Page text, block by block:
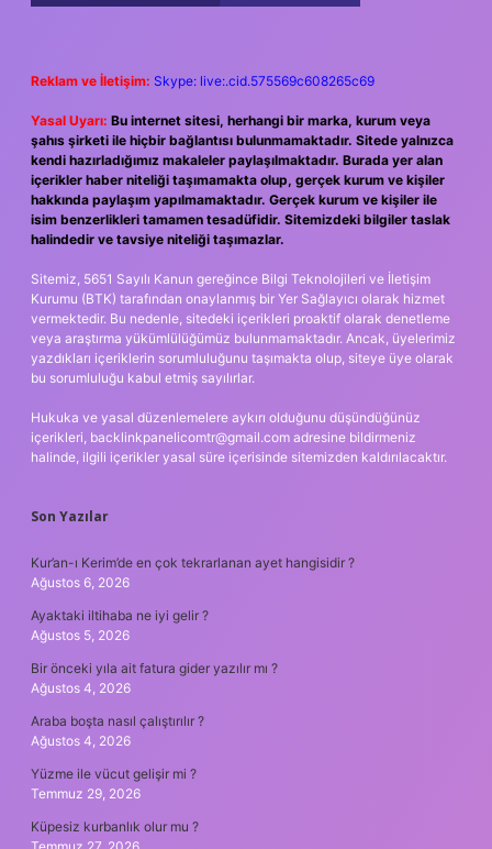
Reklam ve İletişim: Skype: live:.cid.575569c608265c69
Yasal Uyarı: Bu internet sitesi, herhangi bir marka, kurum veya
şahıs şirketi ile hiçbir bağlantısı bulunmamaktadır. Sitede yalnızca
kendi hazırladığımız makaleler paylaşılmaktadır. Burada yer alan
içerikler haber niteliği taşımamakta olup, gerçek kurum ve kişiler
hakkında paylaşım yapılmamaktadır. Gerçek kurum ve kişiler ile
isim benzerlikleri tamamen tesadüfidir. Sitemizdeki bilgiler taslak
halindedir ve tavsiye niteliği taşımazlar.
Sitemiz, 5651 Sayılı Kanun gereğince Bilgi Teknolojileri ve İletişim
Kurumu (BTK) tarafından onaylanmış bir Yer Sağlayıcı olarak hizmet
vermektedir. Bu nedenle, sitedeki içerikleri proaktif olarak denetleme
veya araştırma yükümlülüğümüz bulunmamaktadır. Ancak, üyelerimiz
yazdıkları içeriklerin sorumluluğunu taşımakta olup, siteye üye olarak
bu sorumluluğu kabul etmiş sayılırlar.
Hukuka ve yasal düzenlemelere aykırı olduğunu düşündüğünüz
içerikleri, backlinkpanelicomtr@gmail.com adresine bildirmeniz
halinde, ilgili içerikler yasal süre içerisinde sitemizden kaldırılacaktır.
Son Yazılar
Kur’an-ı Kerim’de en çok tekrarlanan ayet hangisidir ?
Ağustos 6, 2026
Ayaktaki iltihaba ne iyi gelir ?
Ağustos 5, 2026
Bir önceki yıla ait fatura gider yazılır mı ?
Ağustos 4, 2026
Araba boşta nasıl çalıştırılır ?
Ağustos 4, 2026
Yüzme ile vücut gelişir mi ?
Temmuz 29, 2026
Küpesiz kurbanlık olur mu ?